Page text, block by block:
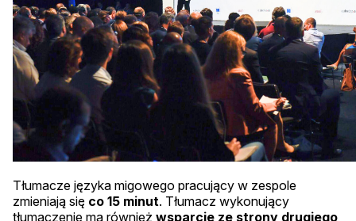
Tłumacze języka migowego pracujący w zespole
zmieniają się co 15 minut. Tłumacz wykonujący
tłumaczenie ma również wsparcie ze strony drugiego